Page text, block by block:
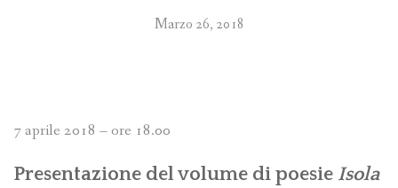
Marzo 26, 2018
7 aprile 2018 – ore 18.00
Presentazione del volume di poesie Isola